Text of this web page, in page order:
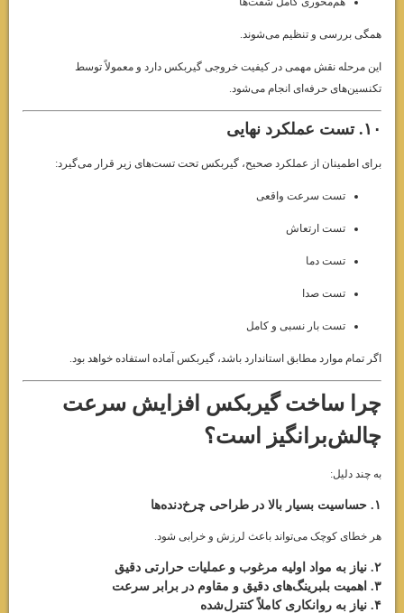
همگی بررسی و تنظیم می‌شوند.
این مرحله نقش مهمی در کیفیت خروجی گیربکس دارد و معمولاً توسط
تکنسین‌های حرفه‌ای انجام می‌شود.
۱۰. تست عملکرد نهایی
برای اطمینان از عملکرد صحیح، گیربکس تحت تست‌های زیر قرار می‌گیرد:
تست سرعت واقعی
تست ارتعاش
تست دما
تست صدا
تست بار نسبی و کامل
اگر تمام موارد مطابق استاندارد باشد، گیربکس آماده استفاده خواهد بود.
چرا ساخت گیربکس افزایش سرعت
چالش‌برانگیز است؟
به چند دلیل:
هر خطای کوچک می‌تواند باعث لرزش و خرابی شود.
۲. نیاز به مواد اولیه مرغوب و عملیات حرارتی دقیق
۳. اهمیت بلبرینگ‌های دقیق و مقاوم در برابر سرعت
۴. نیاز به روانکاری کاملاً کنترل‌شده